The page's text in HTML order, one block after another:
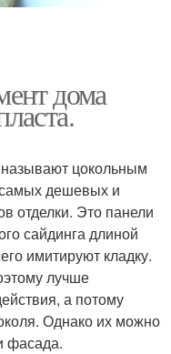
дома
цокольным
дешевых и
отделки. Это панели
сайдинга длиной
имитируют кладку.
лучше
а потому
Однако их можно
фасада.